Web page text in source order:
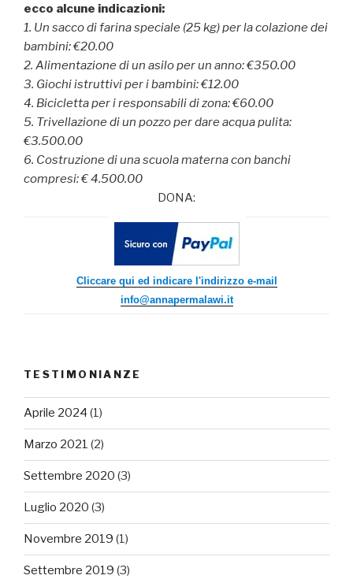
ecco alcune indicazioni:
1. Un sacco di farina speciale (25 kg) per la colazione dei
bambini: €20.00
2. Alimentazione di un asilo per un anno: €350.00
3. Giochi istruttivi per i bambini: €12.00
4. Bicicletta per i responsabili di zona: €60.00
5. Trivellazione di un pozzo per dare acqua pulita:
€3.500.00
6. Costruzione di una scuola materna con banchi
compresi: € 4.500.00
DONA:
Cliccare qui ed indicare l'indirizzo e-mail
info@annapermalawi.it
TESTIMONIANZE
Aprile 2024 (1)
Marzo 2021 (2)
Settembre 2020 (3)
Luglio 2020 (3)
Novembre 2019 (1)
Settembre 2019 (3)